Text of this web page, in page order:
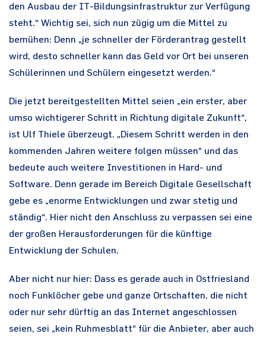
den Ausbau der IT-Bildungsinfrastruktur zur Verfügung
steht.“ Wichtig sei, sich nun zügig um die Mittel zu
bemühen: Denn „je schneller der Förderantrag gestellt
wird, desto schneller kann das Geld vor Ort bei unseren
Schülerinnen und Schülern eingesetzt werden.“
Die jetzt bereitgestellten Mittel seien „ein erster, aber
umso wichtigerer Schritt in Richtung digitale Zukunft“,
ist Ulf Thiele überzeugt. „Diesem Schritt werden in den
kommenden Jahren weitere folgen müssen“ und das
bedeute auch weitere Investitionen in Hard- und
Software. Denn gerade im Bereich Digitale Gesellschaft
gebe es „enorme Entwicklungen und zwar stetig und
ständig“. Hier nicht den Anschluss zu verpassen sei eine
der großen Herausforderungen für die künftige
Entwicklung der Schulen.
Aber nicht nur hier: Dass es gerade auch in Ostfriesland
noch Funklöcher gebe und ganze Ortschaften, die nicht
oder nur sehr dürftig an das Internet angeschlossen
seien, sei „kein Ruhmesblatt“ für die Anbieter, aber auch